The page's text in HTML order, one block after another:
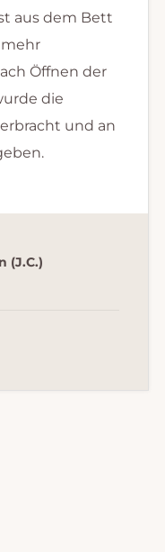
aus dem Bett
Öffnen der
die
und an
(J.C.)